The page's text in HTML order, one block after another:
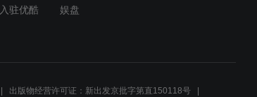
入驻优酷 娱盘
出版物经营许可证：新出发京批字第直150118号